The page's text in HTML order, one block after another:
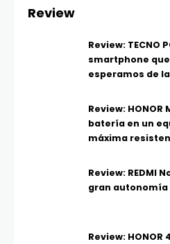
Review
Review: TECNO
smartphone
esperamos de
Review: HONOR
batería en un
máxima
Review: REDMI
gran autonomía
Review: